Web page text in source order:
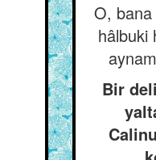
O, bana
hâlbuki
Bir